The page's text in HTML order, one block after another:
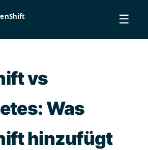
☰
vs
Was
hinzufügt